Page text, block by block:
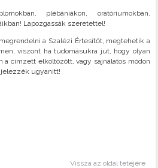
plébániákon, oratóriumokban,
Lapozgassák szeretettel!
a Szalézi Értesítőt, megtehetik a
viszont ha tudomásukra jut, hogy olyan
címzett elköltözött, vagy sajnálatos módon
ugyanitt!
Vissza az oldal tetejére